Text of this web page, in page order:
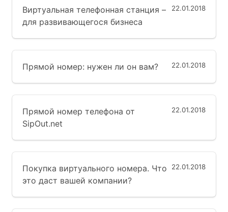
22.01.2018
Виртуальная телефонная станция –
для развивающегося бизнеса
22.01.2018
Прямой номер: нужен ли он вам?
22.01.2018
Прямой номер телефона от
SipOut.net
22.01.2018
Покупка виртуального номера. Что
это даст вашей компании?